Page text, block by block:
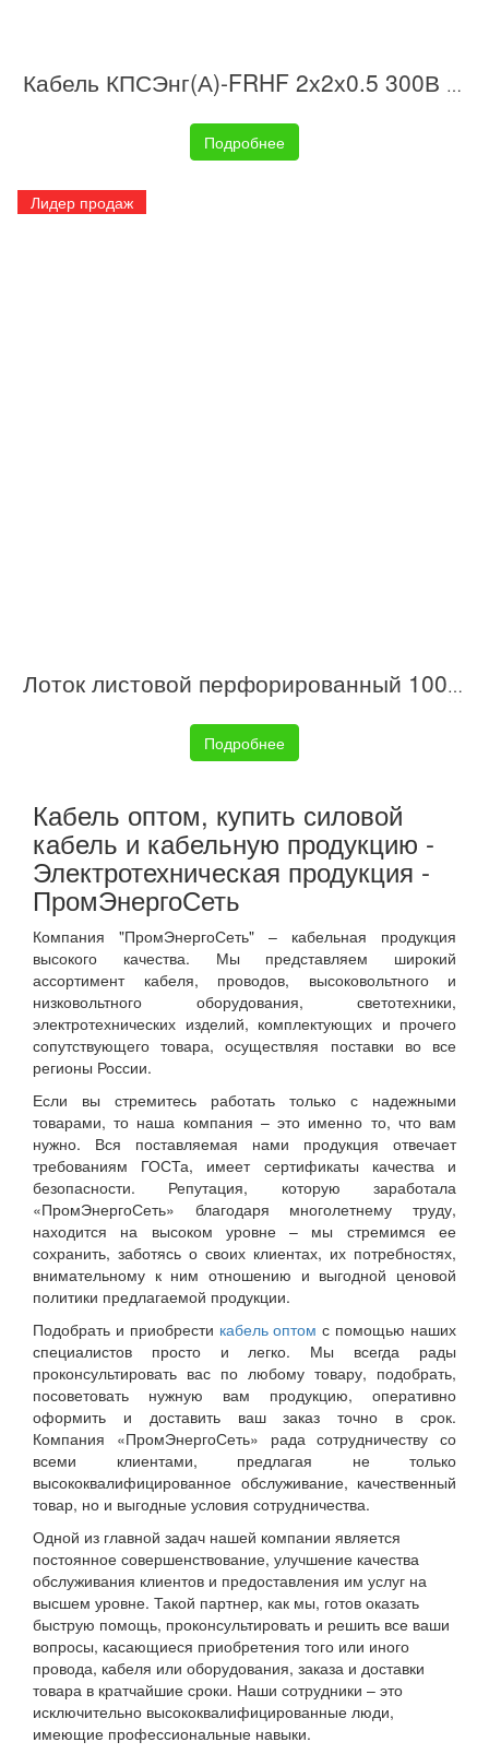
Кабель КПСЭнг(А)-FRHF 2х2х0.5 300В (бухта) (м) ИВКЗ 00-00014441
Подробнее
Лидер продаж
Лоток листовой перфорированный 100х50 L3000 сталь 0.6мм S3 DKC SPL3510
Подробнее
Кабель оптом, купить силовой
кабель и кабельную продукцию -
Электротехническая продукция -
ПромЭнергоСеть
Компания "ПромЭнергоСеть" – кабельная продукция
высокого качества. Мы представляем широкий
ассортимент кабеля, проводов, высоковольтного и
низковольтного оборудования, светотехники,
электротехнических изделий, комплектующих и прочего
сопутствующего товара, осуществляя поставки во все
регионы России.
Если вы стремитесь работать только с надежными
товарами, то наша компания – это именно то, что вам
нужно. Вся поставляемая нами продукция отвечает
требованиям ГОСТа, имеет сертификаты качества и
безопасности. Репутация, которую заработала
«ПромЭнергоСеть» благодаря многолетнему труду,
находится на высоком уровне – мы стремимся ее
сохранить, заботясь о своих клиентах, их потребностях,
внимательному к ним отношению и выгодной ценовой
политики предлагаемой продукции.
Подобрать и приобрести кабель оптом с помощью наших
специалистов просто и легко. Мы всегда рады
проконсультировать вас по любому товару, подобрать,
посоветовать нужную вам продукцию, оперативно
оформить и доставить ваш заказ точно в срок.
Компания «ПромЭнергоСеть» рада сотрудничеству со
всеми клиентами, предлагая не только
высококвалифицированное обслуживание, качественный
товар, но и выгодные условия сотрудничества.
Одной из главной задач нашей компании является
постоянное совершенствование, улучшение качества
обслуживания клиентов и предоставления им услуг на
высшем уровне. Такой партнер, как мы, готов оказать
быструю помощь, проконсультировать и решить все ваши
вопросы, касающиеся приобретения того или иного
провода, кабеля или оборудования, заказа и доставки
товара в кратчайшие сроки. Наши сотрудники – это
исключительно высококвалифицированные люди,
имеющие профессиональные навыки.